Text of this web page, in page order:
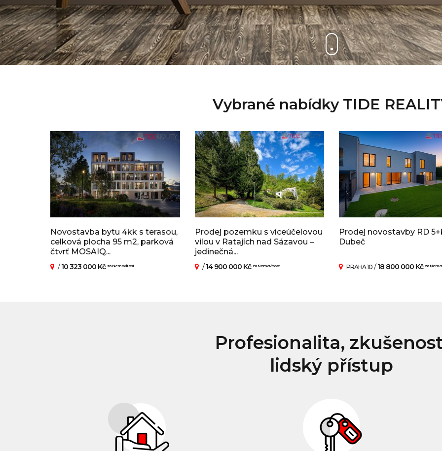
Vybrané nabídky TIDE
Novostavba bytu 4kk s terasou,
celková plocha 95 m2, parková
čtvrť MOSAIQ...
/10 323 000 Kč za Nemovitost
Prodej pozemku s víceúčelovou
vilou v Ratajích nad Sázavou –
jedinečná...
/14 900 000 Kč za Nemovitost
Prodej novostavby RD
Dubeč
PRAHA 10 /18 800 000 Kč za
Profesionalita,
lidský přístup